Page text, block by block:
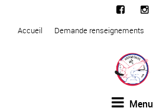
Accueil Demande renseignements
Menu